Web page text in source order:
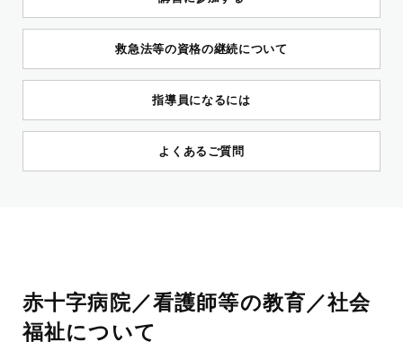
救急法等の資格の継続について
指導員になるには
よくあるご質問
赤十字病院／看護師等の教育／社会
福祉について